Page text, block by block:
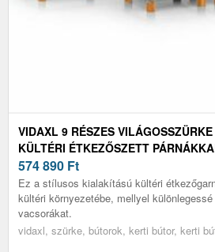
VIDAXL 9 RÉSZES
KÜLTÉRI ÉTKEZŐSZETT
574 890 Ft
Ez a stílusos kialakítású kültéri
kültéri környezetébe, mellyel
vacsorákat.
vidaxl, szürke, bútorok, kerti bútor, kerti